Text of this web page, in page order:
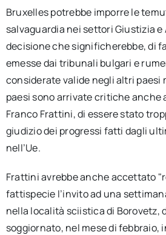
Bruxelles potrebbe imporre le
salvaguardia nei settori Giustizia
decisione che significherebbe, di
emesse dai tribunali bulgari e
considerate valide negli altri paesi
paesi sono arrivate critiche anche
Franco Frattini, di essere stato
giudizio dei progressi fatti dagli
nell’Ue.
Frattini avrebbe anche accettato
fattispecie l’invito ad una
nella località sciistica di Borovetz,
soggiornato, nel mese di febbraio,